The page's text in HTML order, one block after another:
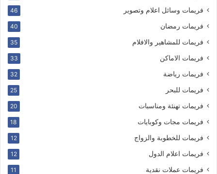
فريمات وسائل اعلام وتصوير 46
فريمات رمضان 40
فريمات للمشاهير والافلام 35
فريمات الاماكن 33
فريمات رياضة 32
فريمات للبحر 25
فريمات تهنئة ومناسبات 20
فريمات مجات وكوبايات 18
فريمات للخطوبة والزواج 12
فريمات اعلام الدول 12
فريمات عملات نقدية 11